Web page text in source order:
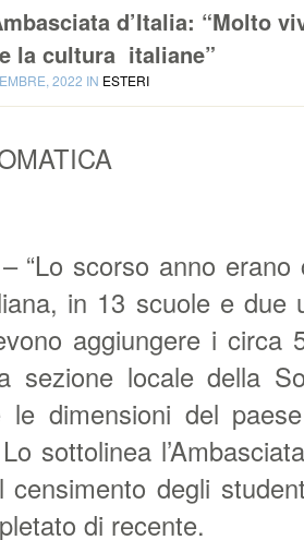
d’Italia: “Molto
la cultura italiane”
2022 IN ESTERI
“Lo scorso anno
in 13 scuole e due
aggiungere i circa
sezione locale della
le dimensioni del
sottolinea
censimento degli
di recente.